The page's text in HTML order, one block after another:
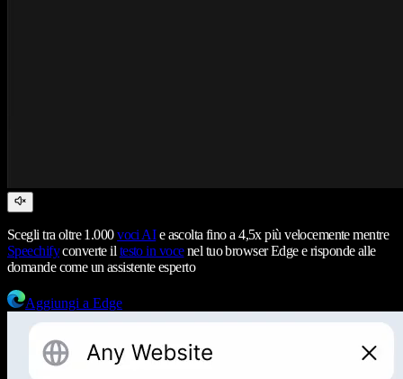
Scegli tra oltre 1.000voci AIe ascolta fino a 4,5x più velocemente mentre
Speechifyconverte il testo in vocenel tuo browser Edge e risponde alle
domande come un assistente esperto
Aggiungi a Edge